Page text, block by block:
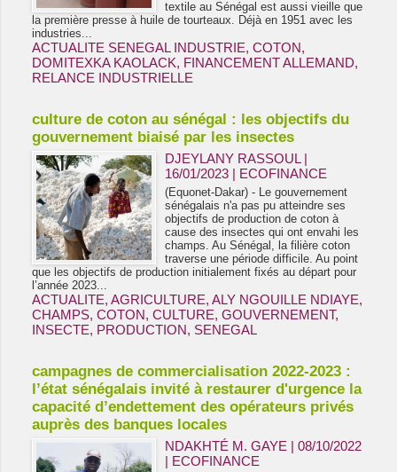
textile au Sénégal est aussi vieille que
la première presse à huile de tourteaux. Déjà en 1951 avec les
industries...
ACTUALITE SENEGAL INDUSTRIE, COTON,
DOMITEXKA KAOLACK, FINANCEMENT ALLEMAND,
RELANCE INDUSTRIELLE
culture de coton au sénégal : les objectifs du
gouvernement biaisé par les insectes
DJEYLANY RASSOUL |
16/01/2023 | ECOFINANCE
(Equonet-Dakar) - Le gouvernement
sénégalais n'a pas pu atteindre ses
objectifs de production de coton à
cause des insectes qui ont envahi les
champs. Au Sénégal, la filière coton
traverse une période difficile. Au point
que les objectifs de production initialement fixés au départ pour
l’année 2023...
ACTUALITE, AGRICULTURE, ALY NGOUILLE NDIAYE,
CHAMPS, COTON, CULTURE, GOUVERNEMENT,
INSECTE, PRODUCTION, SENEGAL
campagnes de commercialisation 2022-2023 :
l’état sénégalais invité à restaurer d'urgence la
capacité d’endettement des opérateurs privés
auprès des banques locales
NDAKHTÉ M. GAYE | 08/10/2022
| ECOFINANCE